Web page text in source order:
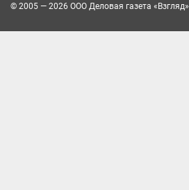
© 2005 — 2026 ООО Деловая газета «Взгляд»